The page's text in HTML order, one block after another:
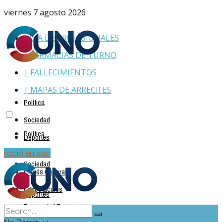
viernes 7 agosto 2026
GUÍA DE PROFESIONALES
| FARMACIAS DE TURNO
| FALLECIMIENTOS
| MAPAS DE ARRECIFES
Política
Sociedad
Deportes
Policiales
Interés General
Espectáculos
Economía | Empresas
Política
Sociedad
Deportes
radio en vivo